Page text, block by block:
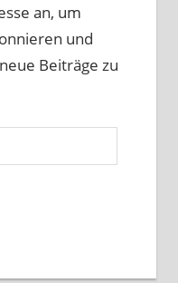
an, um
und
Beiträge zu